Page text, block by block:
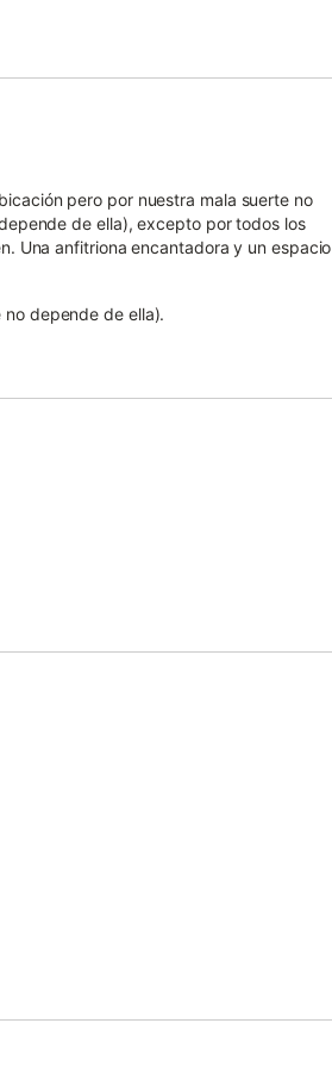
pero por nuestra mala suerte no
de ella), excepto por todos los
Una anfitriona encantadora y un espacio
depende de ella).